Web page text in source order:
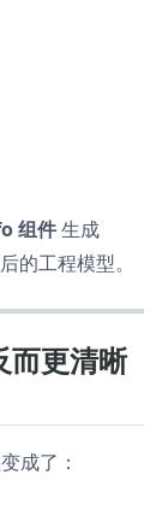
组件生成
工程模型。
更清晰
成了：